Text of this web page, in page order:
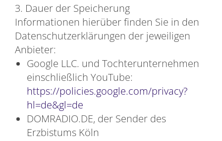
3. Dauer der Speicherung
Informationen hierüber finden Sie in den
Datenschutzerklärungen der jeweiligen
Anbieter:
Google LLC. und Tochterunternehmen
einschließlich YouTube:
https://policies.google.com/privacy?
hl=de&gl=de
DOMRADIO.DE, der Sender des
Erzbistums Köln